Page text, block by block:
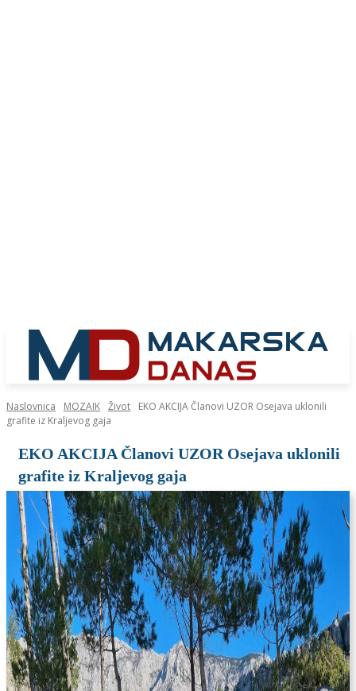
Naslovnica MOZAIK Život
EKO AKCIJA Članovi UZOR Osejava uklonili
grafite iz Kraljevog gaja
EKO AKCIJA Članovi UZOR Osejava uklonili
grafite iz Kraljevog gaja